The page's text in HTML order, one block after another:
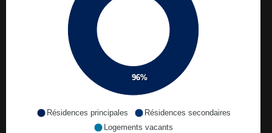
96%
Résidences principales
Résidences secondaires
Logements vacants